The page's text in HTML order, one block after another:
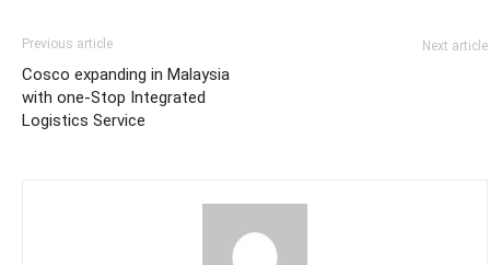
Previous article
Cosco expanding in Malaysia
with one-Stop Integrated
Logistics Service
Next article